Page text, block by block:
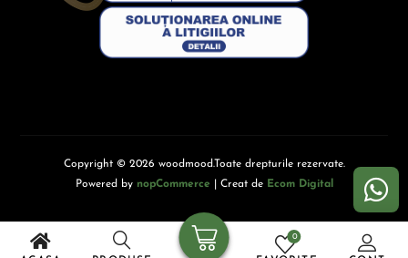
0
Copyright © 2026 woodmood.Toate drepturile rezervate.
Powered by nopCommerce | Creat de Ecom Digital